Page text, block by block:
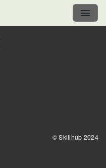
© Skillhub 2024